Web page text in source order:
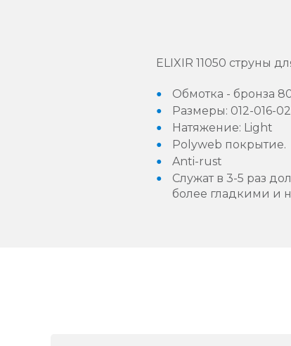
ELIXIR 11050 струны
Обмотка - бронза
Размeры: 012-016-
Натяжение: Light
Polyweb покрытие.
Anti-rust
Служат в 3-5 раз
более гладкими и